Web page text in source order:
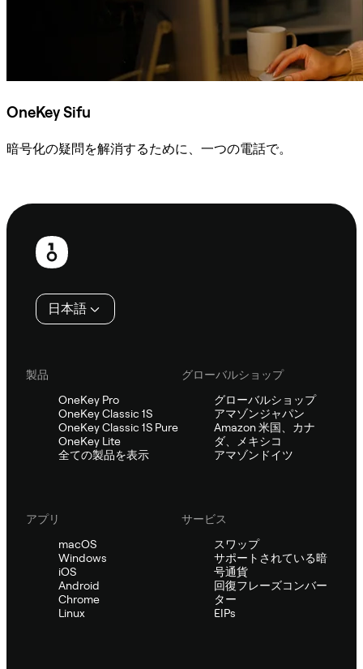
OneKey Sifu
暗号化の疑問を解消するために、一つの電話で。
フ
日本語
製品
OneKey Pro
OneKey Classic 1S
OneKey Classic 1S Pure
OneKey Lite
全ての製品を表示
グローバルショップ
グローバルショップ
アマゾンジャパン
Amazon 米国、カナ
ダ、メキシコ
アマゾンドイツ
アプリ
macOS
Windows
iOS
Android
Chrome
Linux
サービス
スワップ
サポートされている暗
号通貨
回復フレーズコンバー
ター
EIPs